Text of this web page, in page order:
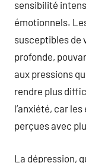
sensibilité
émotionnels.
susceptibles de
profonde,
aux pressions
rendre plus
l’anxiété, car
perçues avec
La dépression,